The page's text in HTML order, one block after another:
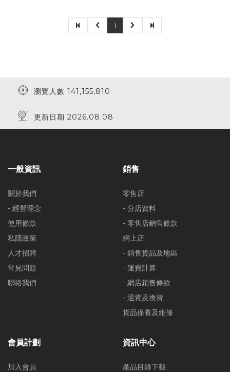
1
瀏覽人數 141,155,810
更新日期 2026.08.08
一般資訊
關於我們
- 經營理念
使用條款
私隱政策
人才招聘
常見問題
聯絡我們
銷售
零售店
- 分店資料
- 零售店銷售條款
網上店
- 銷售貨品及地區
- 運費計算
- 網店銷售條款
- 退貨及換貨
貨品保養及維修
會員計劃
加入會員
資訊中心
產品目錄下載